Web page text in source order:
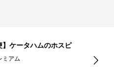
】ケータハムのホスピ
ミアム